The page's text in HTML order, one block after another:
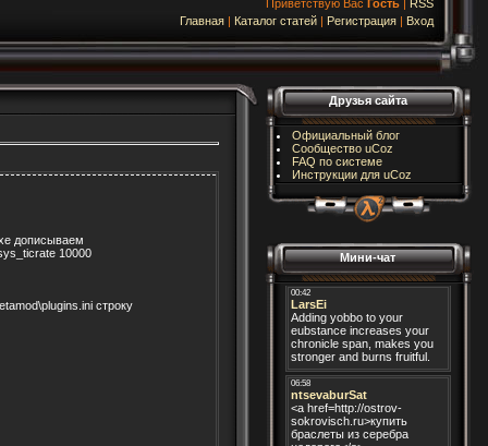
Приветствую Вас Гость | RSS
Главная | Каталог статей | Регистрация | Вход
дописываем
10000
строку
Друзья сайта
Официальный блог
Сообщество uCoz
FAQ по системе
Инструкции для uCoz
Мини-чат